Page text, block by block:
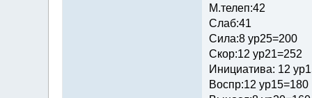
М.телеп:42
Слаб:41
Сила:8 ур25=200
Скор:12 ур21=252
Инициатива: 12
Воспр:12 ур15=180